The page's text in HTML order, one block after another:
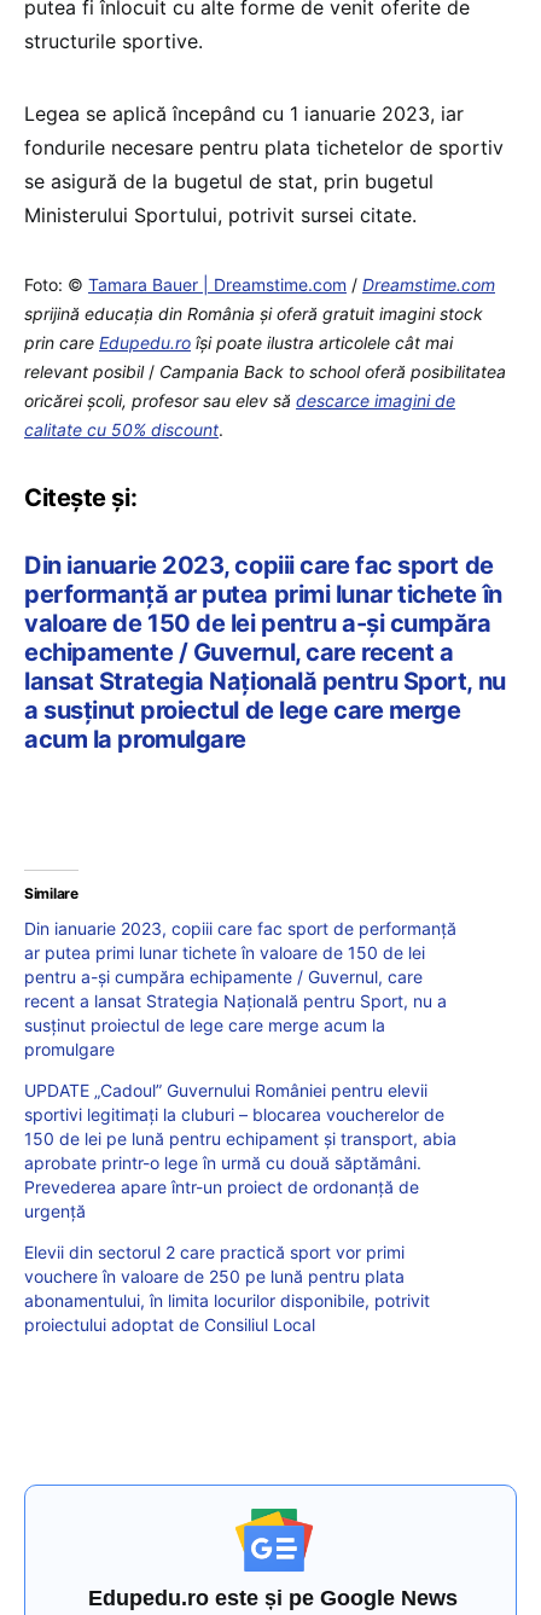
putea fi înlocuit cu alte forme de venit oferite de
structurile sportive.
Legea se aplică începând cu 1 ianuarie 2023, iar
fondurile necesare pentru plata tichetelor de sportiv
se asigură de la bugetul de stat, prin bugetul
Ministerului Sportului, potrivit sursei citate.
Foto: © Tamara Bauer | Dreamstime.com / Dreamstime.com
sprijină educaţia din România şi oferă gratuit imagini stock
prin care Edupedu.ro îşi poate ilustra articolele cât mai
relevant posibil/ Campania Back to school oferă posibilitatea
oricărei școli, profesor sau elev să descarce imagini de
calitate cu 50% discount.
Citește și:
Din ianuarie 2023, copiii care fac sport de
performanță ar putea primi lunar tichete în
valoare de 150 de lei pentru a-și cumpăra
echipamente / Guvernul, care recent a
lansat Strategia Națională pentru Sport, nu
a susținut proiectul de lege care merge
acum la promulgare
Similare
Din ianuarie 2023, copiii care fac sport de performanță
ar putea primi lunar tichete în valoare de 150 de lei
pentru a-și cumpăra echipamente / Guvernul, care
recent a lansat Strategia Națională pentru Sport, nu a
susținut proiectul de lege care merge acum la
promulgare
UPDATE „Cadoul” Guvernului României pentru elevii
sportivi legitimați la cluburi – blocarea voucherelor de
150 de lei pe lună pentru echipament și transport, abia
aprobate printr-o lege în urmă cu două săptămâni.
Prevederea apare într-un proiect de ordonanță de
urgență
Elevii din sectorul 2 care practică sport vor primi
vouchere în valoare de 250 pe lună pentru plata
abonamentului, în limita locurilor disponibile, potrivit
proiectului adoptat de Consiliul Local
Edupedu.ro este și pe Google News